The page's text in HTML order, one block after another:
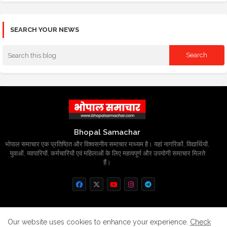
SEARCH YOUR NEWS
Bhopal Samachar
भोपाल समाचार एक प्रतिष्ठित और विश्वसनीय समाचार माध्यम है। यहां नागरिकों, विद्यार्थियों,
युवाओं, व्यापारियों, कर्मचारियों एवं महिलाओं के लिए महत्वपूर्ण और उपयोगी समाचार मिलते
हैं।
Home About Contact us Privacy Policy
Our website uses cookies to enhance your experience. Check